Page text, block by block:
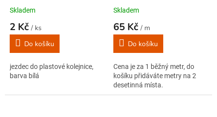
Skladem
2 Kč / ks
Do košíku
jezdec do plastové kolejnice,
barva bílá
Skladem
65 Kč / m
Do košíku
Cena je za 1 běžný metr, do
košíku přidáváte metry na 2
desetinná místa.